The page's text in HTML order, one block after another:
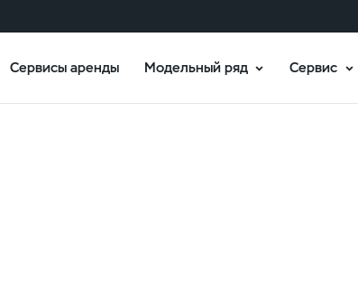
Сервисы аренды Модельный ряд Сервис